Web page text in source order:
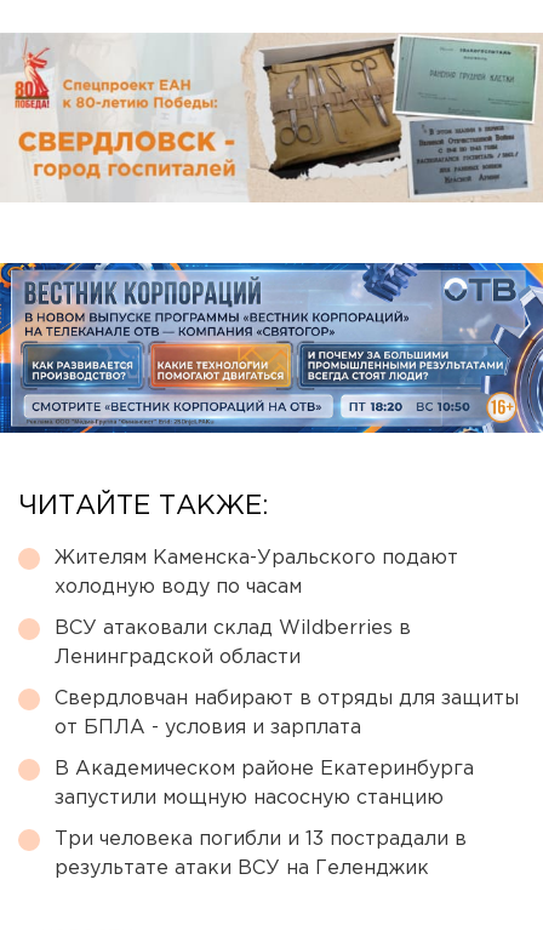
ЧИТАЙТЕ ТАКЖЕ:
Жителям Каменска-Уральского подают
холодную воду по часам
ВСУ атаковали склад Wildberries в
Ленинградской области
Свердловчан набирают в отряды для защиты
от БПЛА - условия и зарплата
В Академическом районе Екатеринбурга
запустили мощную насосную станцию
Три человека погибли и 13 пострадали в
результате атаки ВСУ на Геленджик